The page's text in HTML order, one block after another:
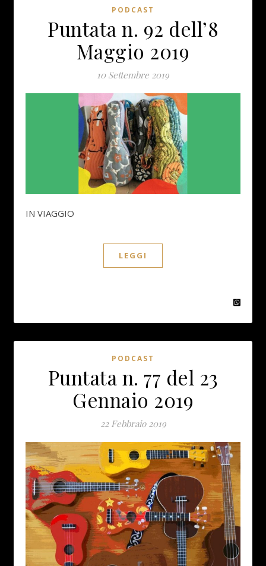
PODCAST
Puntata n. 92 dell’8
Maggio 2019
10 Settembre 2019
IN VIAGGIO
LEGGI
PODCAST
Puntata n. 77 del 23
Gennaio 2019
22 Febbraio 2019